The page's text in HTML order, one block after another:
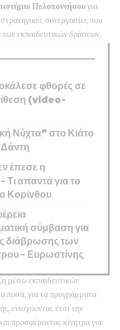
Πελοποννήσουγια
συνεργασίες που
των εκπαιδευτικών δράσεων.
φθορές σε
(video-
Νύχτα” στο Κιάτο
έπεσε η
απαντά για το
Κορίνθου
σύμβαση για
διάβρωσης των
– Ευρωστίνης
μέσω εκπαιδευτικών
ποσά, για τα προγράμματα
ενισχύοντας έτσι την
προσφέροντας κίνητρα για